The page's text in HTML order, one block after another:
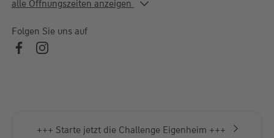
Fr.
Termine auch nach Absprache
alle Öffnungszeiten anzeigen
Folgen Sie uns auf
+++ Wüstenrot Immobiliensuche +++